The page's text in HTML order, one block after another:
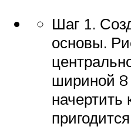
Шаг 1.
основы.
шириной 8
начертить